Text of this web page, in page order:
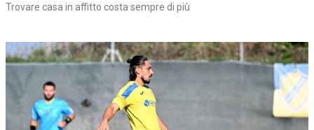
Trovare casa in affitto costa sempre di più